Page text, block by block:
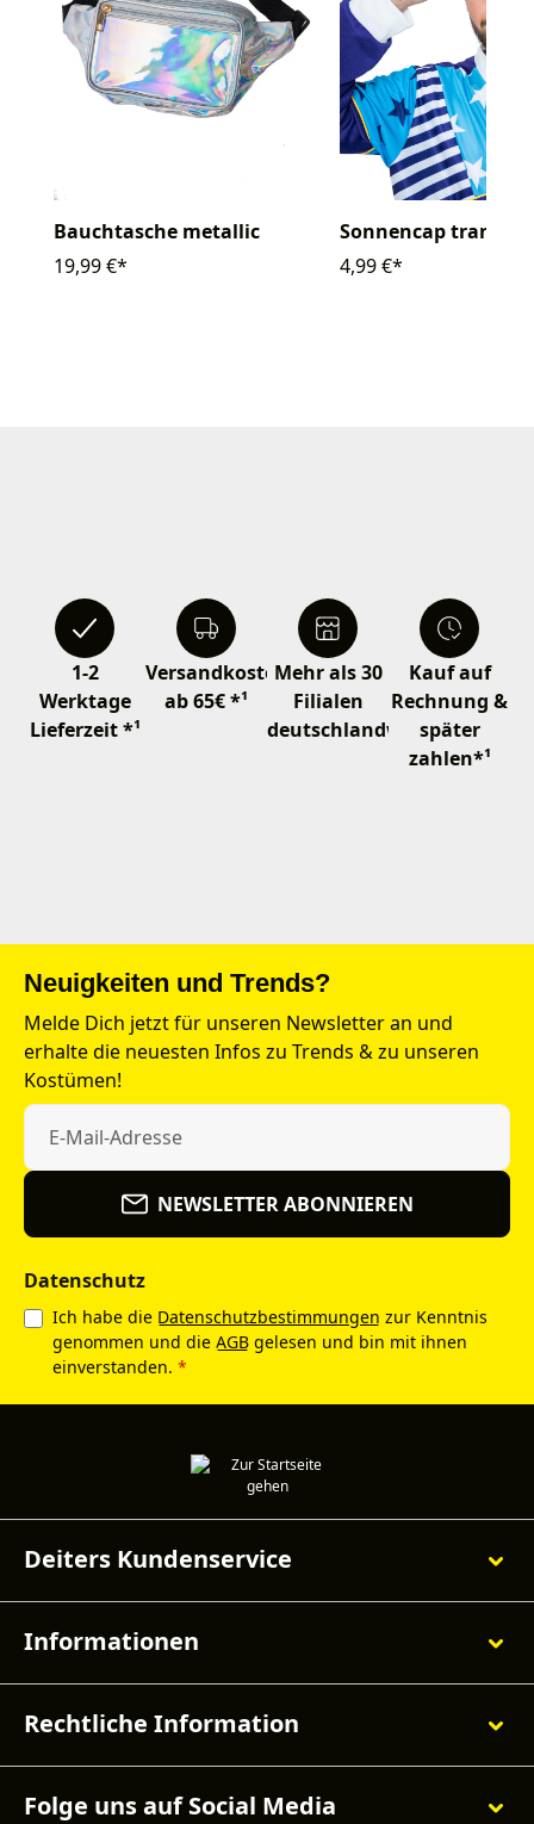
Bauchtasche metallic
19,99 €*
Sonnencap
4,99 €*
1-2
Werktage
Lieferzeit *¹
Versandkostenfrei
ab 65€ *¹
Mehr als 30
Filialen
deutschlandweit
Kauf auf
Rechnung &
später
zahlen*¹
Neuigkeiten und Trends?
Melde Dich jetzt für unseren Newsletter an und
erhalte die neuesten Infos zu Trends & zu unseren
Kostümen!
NEWSLETTER ABONNIEREN
Datenschutz
Ich habe die Datenschutzbestimmungen zur Kenntnis
genommen und die AGB gelesen und bin mit ihnen
einverstanden. *
Deiters Kundenservice
Informationen
Rechtliche Information
Folge uns auf Social Media